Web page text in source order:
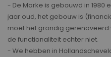
- De Marke is gebouwd in
jaar oud, het gebouw is
moet het grondig
de functionaliteit echter niet.
- We hebben in